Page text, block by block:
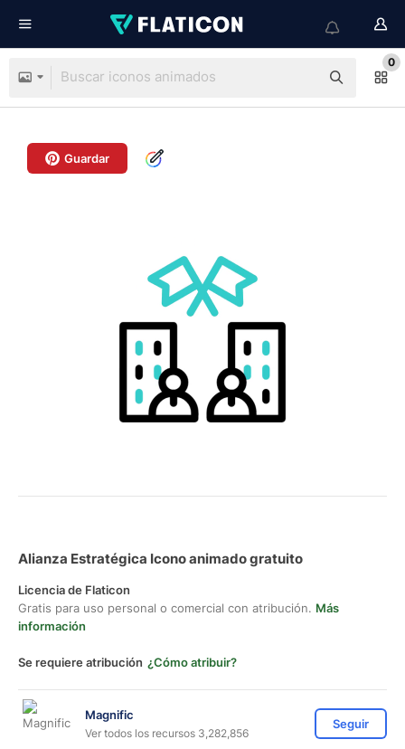
0
Guardar
Alianza Estratégica Icono animado gratuito
Licencia de Flaticon
Gratis para uso personal o comercial con atribución. Más
información
Se requiere atribución ¿Cómo atribuir?
Magnific
Ver todos los recursos 3,282,856
Seguir